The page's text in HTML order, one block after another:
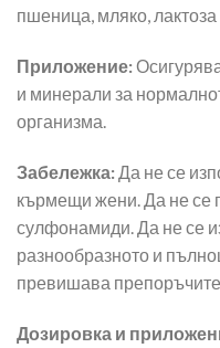
пшеница, мляко,
Приложение:
и минерали за
организма.
Забележка:Да не се
кърмещи жени. Да не се
сулфонамиди. Да не се
разнообразното и
превишава
Дозировка и